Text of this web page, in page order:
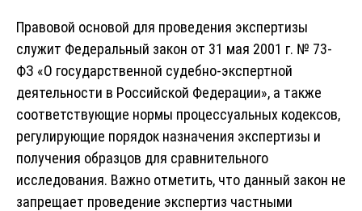
Правовой основой для проведения экспертизы
служит Федеральный закон от 31 мая 2001 г. № 73-
ФЗ «О государственной судебно-экспертной
деятельности в Российской Федерации», а также
соответствующие нормы процессуальных кодексов,
регулирующие порядок назначения экспертизы и
получения образцов для сравнительного
исследования. Важно отметить, что данный закон не
запрещает проведение экспертиз частными